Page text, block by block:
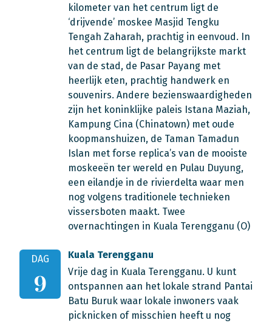
kilometer van het centrum ligt de
‘drijvende’ moskee Masjid Tengku
Tengah Zaharah, prachtig in eenvoud. In
het centrum ligt de belangrijkste markt
van de stad, de Pasar Payang met
heerlijk eten, prachtig handwerk en
souvenirs. Andere bezienswaardigheden
zijn het koninklijke paleis Istana Maziah,
Kampung Cina (Chinatown) met oude
koopmanshuizen, de Taman Tamadun
Islan met forse replica’s van de mooiste
moskeeën ter wereld en Pulau Duyung,
een eilandje in de rivierdelta waar men
nog volgens traditionele technieken
vissersboten maakt. Twee
overnachtingen in Kuala Terengganu (O)
DAG
9
Kuala Terengganu
Vrije dag in Kuala Terengganu. U kunt
ontspannen aan het lokale strand Pantai
Batu Buruk waar lokale inwoners vaak
picknicken of misschien heeft u nog